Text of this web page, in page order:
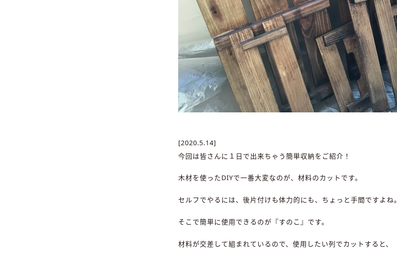
[2020.5.14]
今回は皆さんに１日で出来ちゃう簡単収納をご紹介！
木材を使ったDIYで一番大変なのが、材料のカットです。
セルフでやるには、後片付けも体力的にも、ちょっと手間ですよね。
そこで簡単に使用できるのが『すのこ』です。
材料が交差して組まれているので、使用したい列でカットすると、